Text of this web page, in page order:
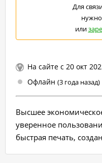
Для
нужно
или
На сайте с 20 окт
Офлайн (3 года назад)
Высшее
уверенное
быстрая печать,